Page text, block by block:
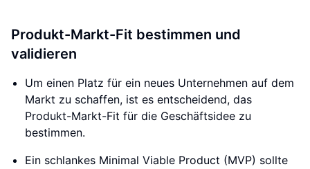
Produkt-Markt-Fit bestimmen und
validieren
Um einen Platz für ein neues Unternehmen auf dem
Markt zu schaffen, ist es entscheidend, das
Produkt-Markt-Fit für die Geschäftsidee zu
bestimmen.
Ein schlankes Minimal Viable Product (MVP) sollte